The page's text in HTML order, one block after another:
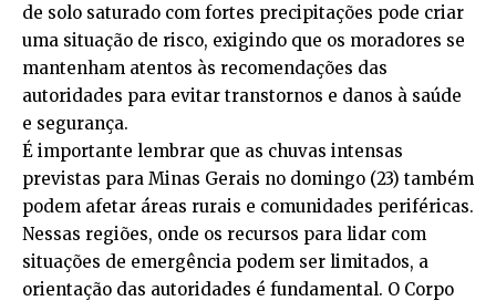
de solo saturado com fortes precipitações pode criar
uma situação de risco, exigindo que os moradores se
mantenham atentos às recomendações das
autoridades para evitar transtornos e danos à saúde
e segurança.
É importante lembrar que as chuvas intensas
previstas para Minas Gerais no domingo (23) também
podem afetar áreas rurais e comunidades periféricas.
Nessas regiões, onde os recursos para lidar com
situações de emergência podem ser limitados, a
orientação das autoridades é fundamental. O Corpo